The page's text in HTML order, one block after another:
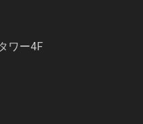
ワー4F